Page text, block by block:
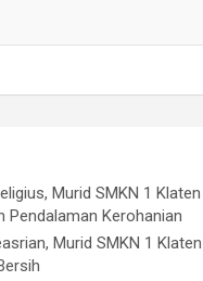
Murid SMKN 1
Pendalaman Kerohanian
Murid SMKN 1